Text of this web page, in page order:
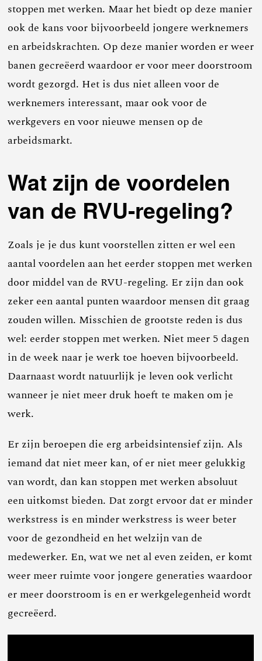
stoppen met werken. Maar het biedt op deze manier
ook de kans voor bijvoorbeeld jongere werknemers
en arbeidskrachten. Op deze manier worden er weer
banen gecreëerd waardoor er voor meer doorstroom
wordt gezorgd. Het is dus niet alleen voor de
werknemers interessant, maar ook voor de
werkgevers en voor nieuwe mensen op de
arbeidsmarkt.
Wat zijn de voordelen
van de RVU-regeling?
Zoals je je dus kunt voorstellen zitten er wel een
aantal voordelen aan het eerder stoppen met werken
door middel van de RVU-regeling. Er zijn dan ook
zeker een aantal punten waardoor mensen dit graag
zouden willen. Misschien de grootste reden is dus
wel: eerder stoppen met werken. Niet meer 5 dagen
in de week naar je werk toe hoeven bijvoorbeeld.
Daarnaast wordt natuurlijk je leven ook verlicht
wanneer je niet meer druk hoeft te maken om je
werk.
Er zijn beroepen die erg arbeidsintensief zijn. Als
iemand dat niet meer kan, of er niet meer gelukkig
van wordt, dan kan stoppen met werken absoluut
een uitkomst bieden. Dat zorgt ervoor dat er minder
werkstress is en minder werkstress is weer beter
voor de gezondheid en het welzijn van de
medewerker. En, wat we net al even zeiden, er komt
weer meer ruimte voor jongere generaties waardoor
er meer doorstroom is en er werkgelegenheid wordt
gecreëerd.